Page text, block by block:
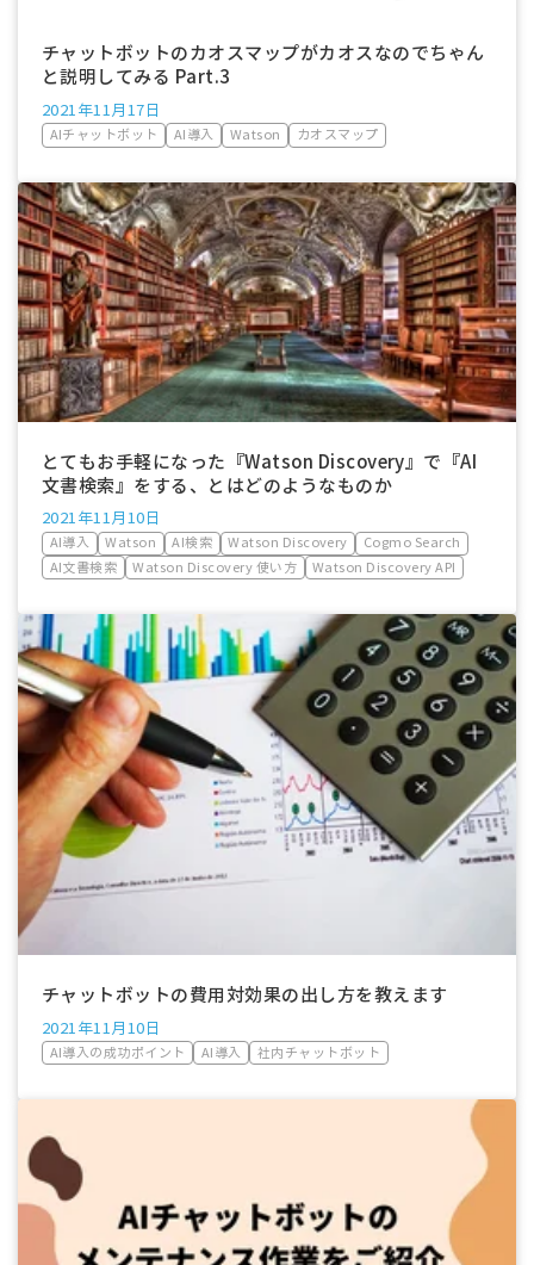
チャットボットのカオスマップがカオスなのでちゃん
と説明してみる Part.3
2021年11月17日
AIチャットボット AI導入 Watson カオスマップ
とてもお手軽になった『Watson Discovery』で『AI
文書検索』をする、とはどのようなものか
2021年11月10日
AI導入 Watson AI検索 Watson Discovery
Cogmo Search
AI文書検索
Watson Discovery 使い方 Watson Discovery API
チャットボットの費用対効果の出し方を教えます
2021年11月10日
AI導入の成功ポイント AI導入 社内チャットボット